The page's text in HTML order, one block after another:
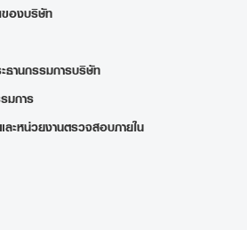
องบริษัท
ธานกรรมการบริษัท
มการ
ะหน่วยงานตรวจสอบภายใน